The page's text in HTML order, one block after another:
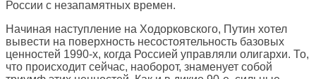
России с незапамятных времен.
Начиная наступление на Ходорковского, Путин хотел
вывести на поверхность несостоятельность базовых
ценностей 1990-х, когда Россией управляли олигархи. То,
что происходит сейчас, наоборот, знаменует собой